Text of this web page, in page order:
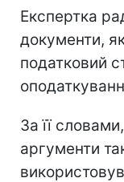
Експертка
документи,
податковий
За її
аргументи